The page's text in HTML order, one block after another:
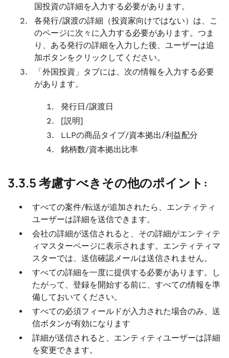
国投資の詳細を入力する必要があります。
各発行/譲渡の詳細（投資家向けではない）は、こ
のページに次々に入力する必要があります。つま
り、ある発行の詳細を入力した後、ユーザーは追
加ボタンをクリックしてください。
「外国投資」タブには、次の情報を入力する必要
があります。
発行日/譲渡日
[説明]
LLPの商品タイプ/資本拠出/利益配分
銘柄数/資本拠出比率
3.3.5 考慮すべきその他のポイント:
すべての案件/転送が追加されたら、エンティティ
ユーザーは詳細を送信できます。
会社の詳細が送信されると、その詳細がエンティテ
ィマスターページに表示されます。エンティティマ
スターでは、送信確認メールは送信されません。
すべての詳細を一度に提供する必要があります。し
たがって、登録を開始する前に、すべての情報を準
備しておいてください。
すべての必須フィールドが入力された場合のみ、送
信ボタンが有効になります
詳細が送信されると、エンティティユーザーは詳細
を変更できます。